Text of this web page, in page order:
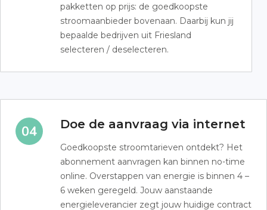
pakketten op prijs: de goedkoopste
stroomaanbieder bovenaan. Daarbij kun jij
bepaalde bedrijven uit Friesland
selecteren / deselecteren.
Doe de aanvraag via internet
Goedkoopste stroomtarieven ontdekt? Het
abonnement aanvragen kan binnen no-time
online. Overstappen van energie is binnen 4 –
6 weken geregeld. Jouw aanstaande
energieleverancier zegt jouw huidige contract